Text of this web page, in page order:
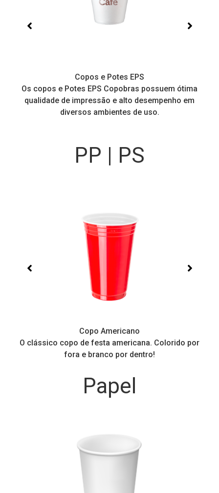
Copos e Potes EPS
Os copos e Potes EPS Copobras possuem ótima
qualidade de impressão e alto desempenho em
diversos ambientes de uso.
PP | PS
Copo Americano
O clássico copo de festa americana. Colorido por
fora e branco por dentro!
Papel